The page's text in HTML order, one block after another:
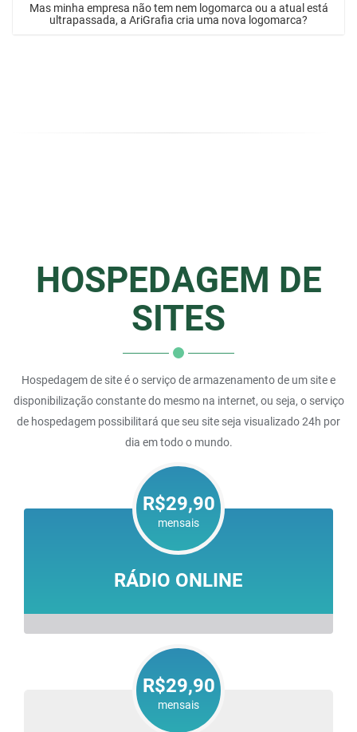
Mas minha empresa não tem nem logomarca ou a atual está
ultrapassada, a AriGrafia cria uma nova logomarca?
HOSPEDAGEM DE
SITES
Hospedagem de site é o serviço de armazenamento de um site e
disponibilização constante do mesmo na internet, ou seja, o serviço
de hospedagem possibilitará que seu site seja visualizado 24h por
dia em todo o mundo.
R$29,90
mensais
RÁDIO ONLINE
R$29,90
mensais